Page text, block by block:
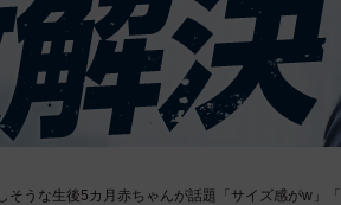
そうな生後5カ月赤ちゃんが話題「サイズ感がw」